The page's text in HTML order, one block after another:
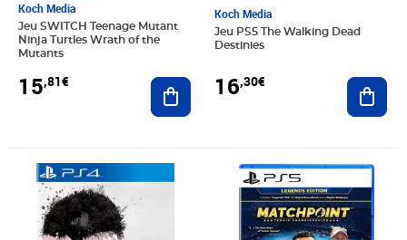
Koch Media
Jeu SWITCH Teenage Mutant
Ninja Turtles Wrath of the
Mutants
15,81€ Ajouter au panier
Koch Media
Jeu PS5 The Walking Dead
Destinies
16,30€
Prix 16,60€ Prix barré 49,99€
Prix 17,37€